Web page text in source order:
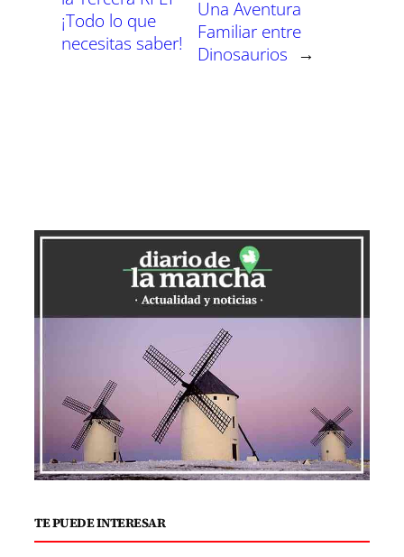
¡Todo lo que
necesitas saber!
Una Aventura
Familiar entre
Dinosaurios →
TE PUEDE INTERESAR